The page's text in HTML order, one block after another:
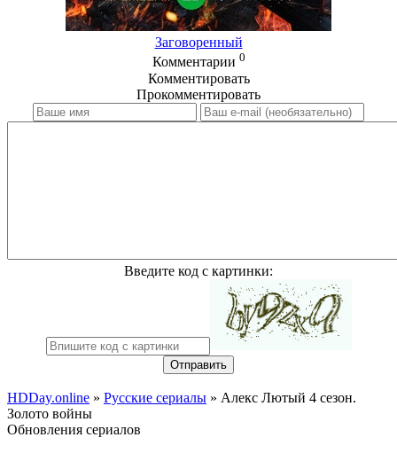
Заговоренный
Комментарии 0
Комментировать
Прокомментировать
Введите код с картинки:
Отправить
HDDay.online » Русские сериалы » Алекс Лютый 4 сезон.
Золото войны
Обновления сериалов